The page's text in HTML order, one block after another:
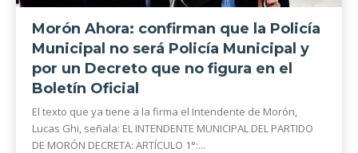
Morón Ahora: confirman que la Policía
Municipal no será Policía Municipal y
por un Decreto que no figura en el
Boletín Oficial
El texto que ya tiene a la firma el Intendente de Morón,
Lucas Ghi, señala: EL INTENDENTE MUNICIPAL DEL PARTIDO
DE MORÓN DECRETA: ARTÍCULO 1°:...